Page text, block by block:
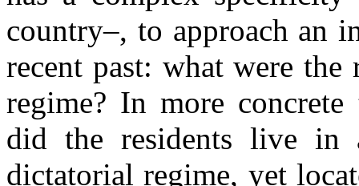
country–, to approach an
recent past: what were the
regime? In more
did the residents live in
dictatorial regime, yet